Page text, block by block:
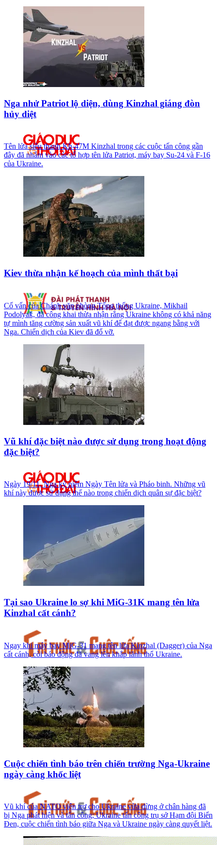
Nga nhử Patriot lộ diện, dùng Kinzhal giáng đòn
hủy diệt
Tên lửa siêu thanh Kh-47M Kinzhal trong các cuộc tấn công gần
đây đã nhắm vào các tổ hợp tên lửa Patriot, máy bay Su-24 và F-16
của Ukraine.
Kiev thừa nhận kế hoạch của mình thất bại
Cố vấn của Chánh văn phòng Tổng thống Ukraine, Mikhail
Podolyak, đã công khai thừa nhận rằng Ukraine không có khả năng
tự mình tăng cường sản xuất vũ khí để đạt được ngang bằng với
Nga. Chiến dịch của Kiev đã đổ vỡ.
Vũ khí đặc biệt nào được sử dụng trong hoạt động
đặc biệt?
Ngày 19/11, Nga kỷ niệm Ngày Tên lửa và Pháo binh. Những vũ
khí này được sử dụng thế nào trong chiến dịch quân sự đặc biệt?
Tại sao Ukraine lo sợ khi MiG-31K mang tên lửa
Kinzhal cất cánh?
Ngay khi máy bay MiG-31 mang tên lửa Kinzhal (Dagger) của Nga
cất cánh, còi báo động đã vang lên khắp lãnh thổ Ukraine.
Cuộc chiến tình báo trên chiến trường Nga-Ukraine
ngày càng khốc liệt
Vũ khí của NATO viện trợ cho Ukraine vừa dừng ở chân hàng đã
bị Nga phát hiện và tấn công; Ukraine tấn công trụ sở Hạm đội Biển
Đen, cuộc chiến tình báo giữa Nga và Ukraine ngày càng quyết liệt.